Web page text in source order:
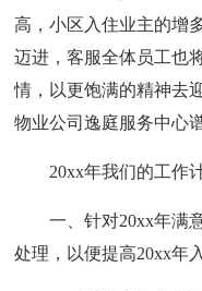
高，小区入住业主的增
迈进，客服全体员工也
情，以更饱满的精神去
物业公司逸庭服务中心
20xx年我们的工作
一、针对20xx年满
处理，以便提高20xx年